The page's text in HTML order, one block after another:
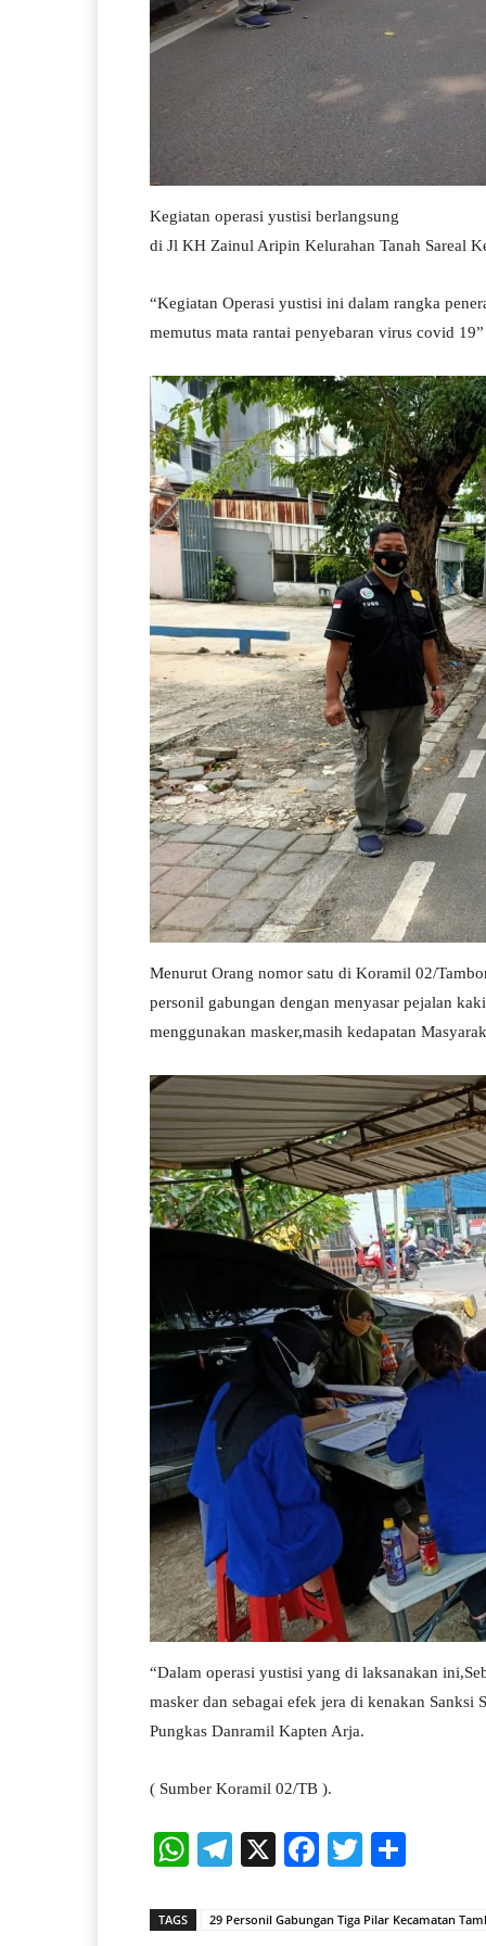
Kegiatan operasi yustisi berlangsung
di Jl KH Zainul Aripin Kelurahan Tanah Sareal
“Kegiatan Operasi yustisi ini dalam rangka
memutus mata rantai penyebaran virus covid
Menurut Orang nomor satu di Koramil 02/
personil gabungan dengan menyasar pejalan
menggunakan masker,masih kedapatan
“Dalam operasi yustisi yang di laksanakan
masker dan sebagai efek jera di kenakan Sanksi
Pungkas Danramil Kapten Arja.
( Sumber Koramil 02/TB ).
W
ts
Te
gr
X
Fa
bo
T
tte re
TAGS 29 Personil Gabungan Tiga Pilar Kecamatan